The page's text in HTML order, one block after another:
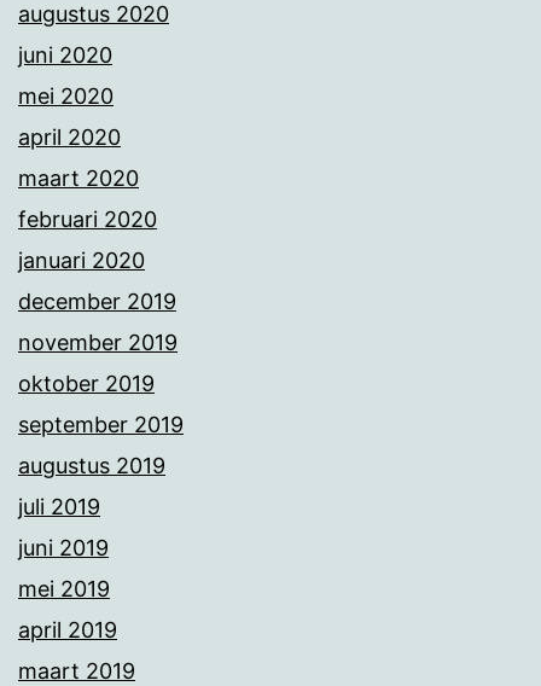
augustus 2020
juni 2020
mei 2020
april 2020
maart 2020
februari 2020
januari 2020
december 2019
november 2019
oktober 2019
september 2019
augustus 2019
juli 2019
juni 2019
mei 2019
april 2019
maart 2019